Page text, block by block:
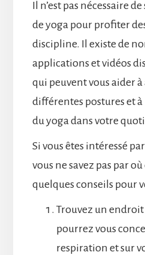
Il n’est pas nécessaire
de yoga pour profiter
discipline. Il existe de
applications et vidéos
qui peuvent vous aider
différentes postures et
du yoga dans votre
Si vous êtes intéressé
vous ne savez pas par
quelques conseils pour
Trouvez un
pourrez vous
respiration et sur